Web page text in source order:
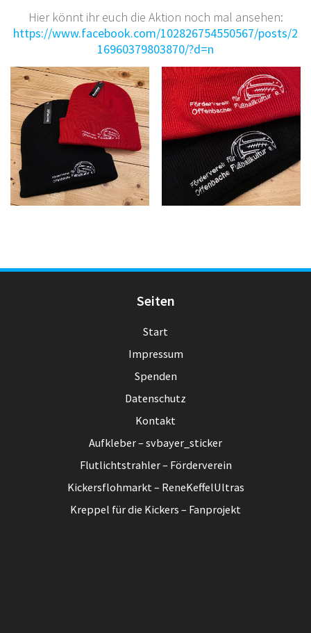
Hier könnt ihr euch die Aktion noch mal ansehen:
https://www.facebook.com/102826754550567/posts/2
16960379803870/?d=n
Seiten
Start
Impressum
Spenden
Datenschutz
Kontakt
Aufkleber – svbayer_sticker
Flutlichtstrahler – Förderverein
Kickersflohmarkt – ReneKeffelUltras
Kreppel für die Kickers – Fanprojekt